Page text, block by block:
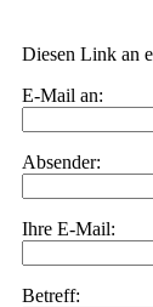
Diesen Link an
E-Mail an:
Absender:
Ihre E-Mail:
Betreff: